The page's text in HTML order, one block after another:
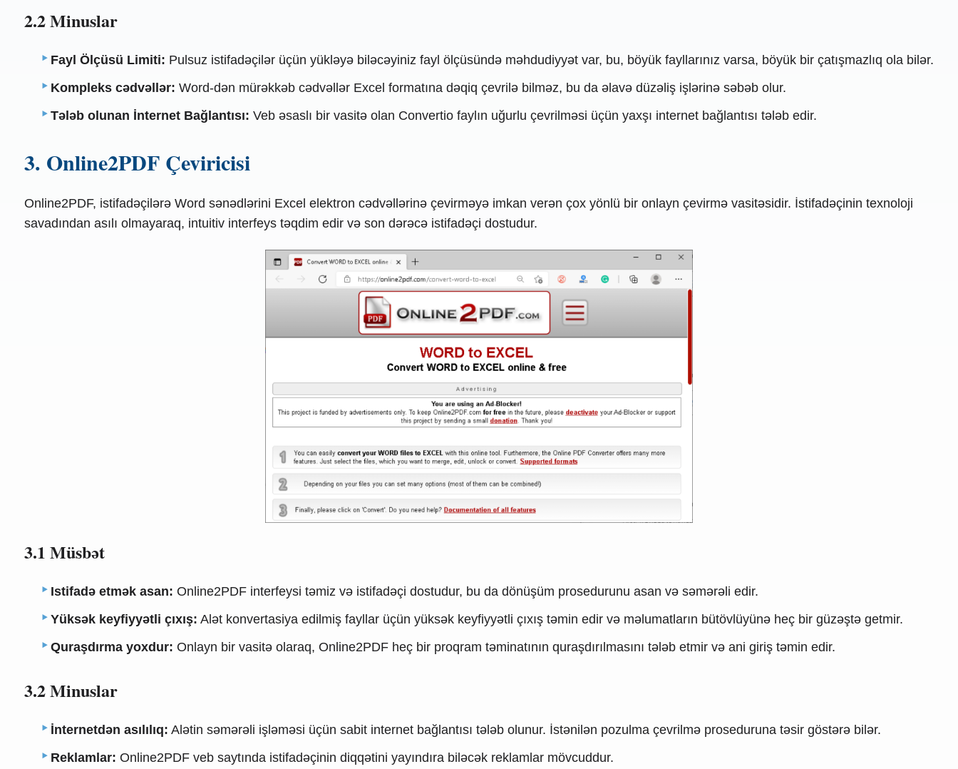
2.2 Minuslar
Fayl Ölçüsü Limiti: Pulsuz istifadəçilər üçün yükləyə biləcəyiniz fayl ölçüsündə məhdudiyyət var, bu, böyük fayllarınız varsa, böyük bir çatışmazlıq ola bilər.
Kompleks cədvəllər: Word-dən mürəkkəb cədvəllər Excel formatına dəqiq çevrilə bilməz, bu da əlavə düzəliş işlərinə səbəb olur.
Tələb olunan İnternet Bağlantısı: Veb əsaslı bir vasitə olan Convertio faylın uğurlu çevrilməsi üçün yaxşı internet bağlantısı tələb edir.
3. Online2PDF Çeviricisi
Online2PDF, istifadəçilərə Word sənədlərini Excel elektron cədvəllərinə çevirməyə imkan verən çox yönlü bir onlayn çevirmə vasitəsidir. İstifadəçinin texnoloji
savadından asılı olmayaraq, intuitiv interfeys təqdim edir və son dərəcə istifadəçi dostudur.
3.1 Müsbət
Istifadə etmək asan: Online2PDF interfeysi təmiz və istifadəçi dostudur, bu da dönüşüm prosedurunu asan və səmərəli edir.
Yüksək keyfiyyətli çıxış: Alət konvertasiya edilmiş fayllar üçün yüksək keyfiyyətli çıxış təmin edir və məlumatların bütövlüyünə heç bir güzəştə getmir.
Quraşdırma yoxdur: Onlayn bir vasitə olaraq, Online2PDF heç bir proqram təminatının quraşdırılmasını tələb etmir və ani giriş təmin edir.
3.2 Minuslar
İnternetdən asılılıq: Alətin səmərəli işləməsi üçün sabit internet bağlantısı tələb olunur. İstənilən pozulma çevrilmə proseduruna təsir göstərə bilər.
Reklamlar: Online2PDF veb saytında istifadəçinin diqqətini yayındıra biləcək reklamlar mövcuddur.